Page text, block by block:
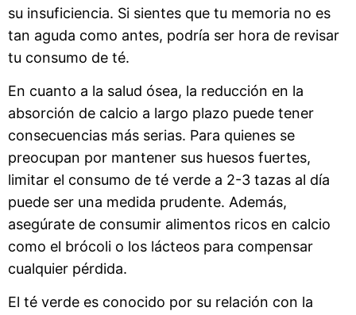
su insuficiencia. Si sientes que tu memoria no es
tan aguda como antes, podría ser hora de revisar
tu consumo de té.
En cuanto a la salud ósea, la reducción en la
absorción de calcio a largo plazo puede tener
consecuencias más serias. Para quienes se
preocupan por mantener sus huesos fuertes,
limitar el consumo de té verde a 2-3 tazas al día
puede ser una medida prudente. Además,
asegúrate de consumir alimentos ricos en calcio
como el brócoli o los lácteos para compensar
cualquier pérdida.
El té verde es conocido por su relación con la